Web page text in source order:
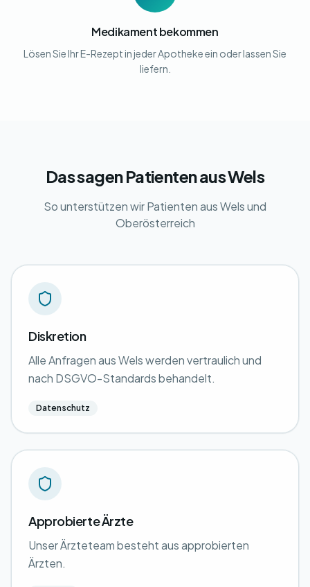
Medikament bekommen
Lösen Sie Ihr E-Rezept in jeder Apotheke ein oder lassen Sie
liefern.
Das sagen Patienten aus Wels
So unterstützen wir Patienten aus Wels und
Oberösterreich
Diskretion
Alle Anfragen aus Wels werden vertraulich und
nach DSGVO-Standards behandelt.
Datenschutz
Approbierte Ärzte
Unser Ärzteteam besteht aus approbierten
Ärzten.